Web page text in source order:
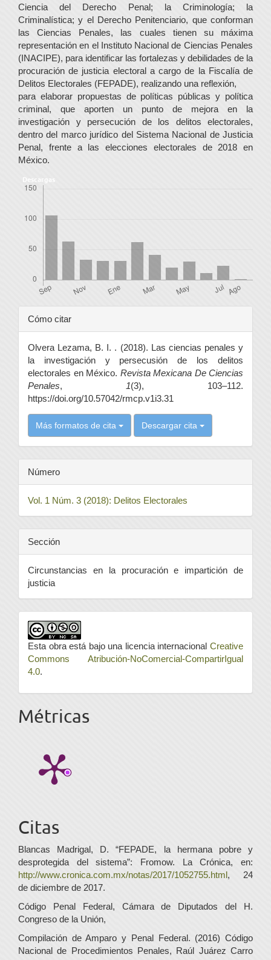
Ciencia del Derecho Penal; la Criminología; la
Criminalística; y el Derecho Penitenciario, que conforman
las Ciencias Penales, las cuales tienen su máxima
representación en el Instituto Nacional de Ciencias Penales
(INACIPE), para identificar las fortalezas y debilidades de la
procuración de justicia electoral a cargo de la Fiscalía de
Delitos Electorales (FEPADE), realizando una reflexión,
para elaborar propuestas de políticas públicas y política
criminal, que aporten un punto de mejora en la
investigación y persecución de los delitos electorales,
dentro del marco jurídico del Sistema Nacional de Justicia
Penal, frente a las elecciones electorales de 2018 en
México.
Descargas
Detalles
del
artículo
Cómo citar
Olvera Lezama, B. I. . (2018). Las ciencias penales y
la investigación y persecusión de los delitos
electorales en México. Revista Mexicana De Ciencias
Penales, 1(3), 103–112.
https://doi.org/10.57042/rmcp.v1i3.31
Más formatos de cita Descargar cita
Número
Vol. 1 Núm. 3 (2018): Delitos Electorales
Sección
Circunstancias en la procuración e impartición de
justicia
Esta obra está bajo una licencia internacional Creative
Commons Atribución-NoComercial-CompartirIgual
4.0.
Métricas
Citas
Blancas Madrigal, D. “FEPADE, la hermana pobre y
desprotegida del sistema”: Fromow. La Crónica, en:
http://www.cronica.com.mx/notas/2017/1052755.html, 24
de diciembre de 2017.
Código Penal Federal, Cámara de Diputados del H.
Congreso de la Unión,
Compilación de Amparo y Penal Federal. (2016) Código
Nacional de Procedimientos Penales, Raúl Juárez Carro